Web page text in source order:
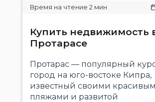
Купить недвижимость
Протарасе
Протарас — популярный
город на юго-востоке Кипра,
известный своими
пляжами и развитой